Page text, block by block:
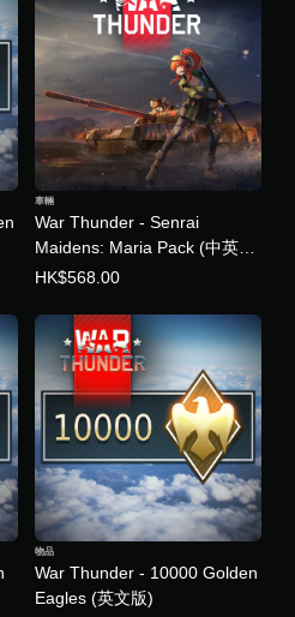
War Thunder - Senrai
Maidens: Maria Pack (中英韓
文版)
車輛
HK$568.00
War Thunder - 10000 Golden
Eagles (英文版)
物品